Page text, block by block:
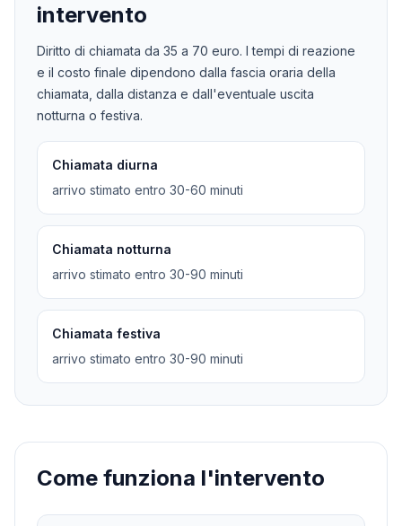
intervento
Diritto di chiamata da 35 a 70 euro. I tempi di reazione
e il costo finale dipendono dalla fascia oraria della
chiamata, dalla distanza e dall'eventuale uscita
notturna o festiva.
Chiamata diurna
arrivo stimato entro 30-60 minuti
Chiamata notturna
arrivo stimato entro 30-90 minuti
Chiamata festiva
arrivo stimato entro 30-90 minuti
Come funziona l'intervento